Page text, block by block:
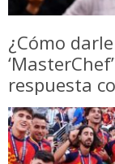
¿Cómo
respuesta